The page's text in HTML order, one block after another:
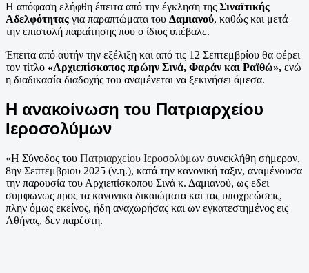
Η απόφαση ελήφθη έπειτα από την έγκληση της Σιναϊτικής
Αδελφότητας για παραπτώματα του Δαμιανού, καθώς και μετά
την επιστολή παραίτησης που ο ίδιος υπέβαλε.
Έπειτα από αυτήν την εξέλιξη και από τις 12 Σεπτεμβρίου θα φέρει
τον τίτλο «Αρχιεπίσκοπος πρώην Σινά, Φαράν και Ραϊθώ», ενώ
η διαδικασία διαδοχής του αναμένεται να ξεκινήσει άμεσα.
Η ανακοίνωση του Πατριαρχείου
Ιεροσολύμων
«Η Σύνοδος του Πατριαρχείου Ιεροσολύμων συνεκλήθη σήμερον,
8ην Σεπτεμβριου 2025 (ν.η.), κατά την κανονική ταξιν, αναμένουσα
την παρουσία του Αρχιεπίσκοπου Σινά κ. Δαμιανού, ως εδει
συμφωνως προς τα κανονικα δικαιώματα και τας υποχρεώσεις,
πλην όμως εκείνος, ήδη αναχωρήσας και ων εγκατεστημένος εις
Αθήνας, δεν παρέστη.